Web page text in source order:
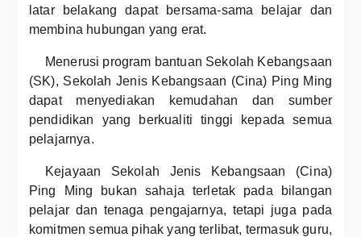
latar belakang dapat bersama-sama belajar dan
membina hubungan yang erat.
Menerusi program bantuan Sekolah Kebangsaan
(SK), Sekolah Jenis Kebangsaan (Cina) Ping Ming
dapat menyediakan kemudahan dan sumber
pendidikan yang berkualiti tinggi kepada semua
pelajarnya.
Kejayaan Sekolah Jenis Kebangsaan (Cina)
Ping Ming bukan sahaja terletak pada bilangan
pelajar dan tenaga pengajarnya, tetapi juga pada
komitmen semua pihak yang terlibat, termasuk guru,